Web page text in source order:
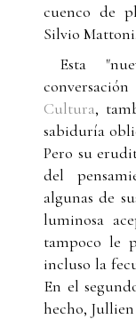
cuenco de
Silvio Mattoni.
Esta
Cultura,
sabiduría
Pero su
del
algunas de
luminosa
tampoco le
incluso la
En el
hecho,